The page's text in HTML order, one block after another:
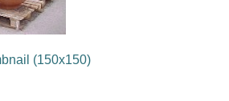
(150x150)